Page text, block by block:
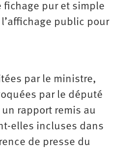
fichage pur et simple
public pour
par le ministre,
par le député
un rapport remis au
elles incluses dans
de presse du